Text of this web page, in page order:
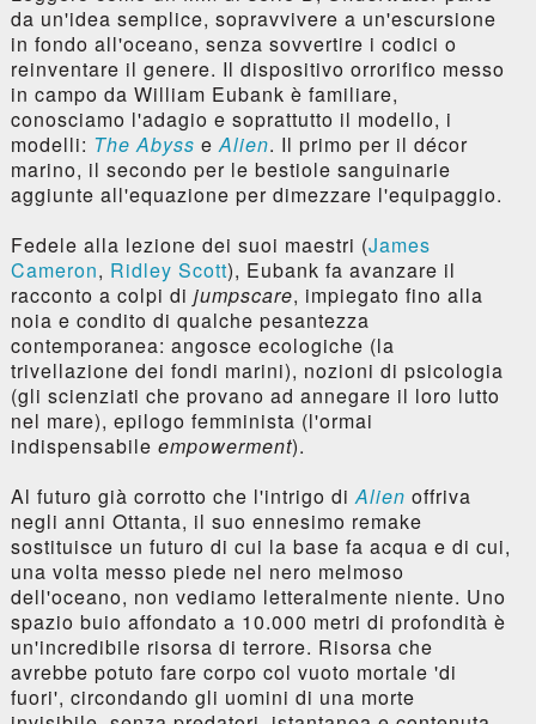
da un'idea semplice, sopravvivere a un'escursione
in fondo all'oceano, senza sovvertire i codici o
reinventare il genere. Il dispositivo orrorifico messo
in campo da William Eubank è familiare,
conosciamo l'adagio e soprattutto il modello, i
modelli: The Abyss eAlien. Il primo per il décor
marino, il secondo per le bestiole sanguinarie
aggiunte all'equazione per dimezzare l'equipaggio.
Fedele alla lezione dei suoi maestri (James
Cameron, Ridley Scott), Eubank fa avanzare il
racconto a colpi di jumpscare, impiegato fino alla
noia e condito di qualche pesantezza
contemporanea: angosce ecologiche (la
trivellazione dei fondi marini), nozioni di psicologia
(gli scienziati che provano ad annegare il loro lutto
nel mare), epilogo femminista (l'ormai
indispensabile empowerment).
Al futuro già corrotto che l'intrigo diAlien offriva
negli anni Ottanta, il suo ennesimo remake
sostituisce un futuro di cui la base fa acqua e di cui,
una volta messo piede nel nero melmoso
dell'oceano, non vediamo letteralmente niente. Uno
spazio buio affondato a 10.000 metri di profondità è
un'incredibile risorsa di terrore. Risorsa che
avrebbe potuto fare corpo col vuoto mortale 'di
fuori', circondando gli uomini di una morte